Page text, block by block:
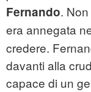
Fernando.
era annegata
credere.
davanti alla
capace di un